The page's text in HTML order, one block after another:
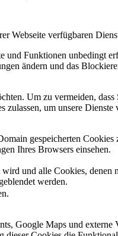
Webseite verfügbaren
und Funktionen unbedingt
ändern und das
Um zu vermeiden,
zulassen, um unsere
gespeicherten
Ihres Browsers einsehen.
und alle Cookies,
werden.
Google Maps und